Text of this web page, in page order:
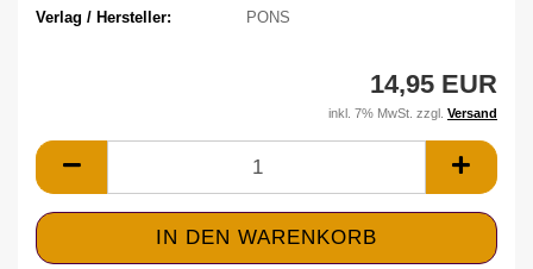
Verlag / Hersteller:
PONS
14,95 EUR
inkl. 7% MwSt. zzgl. Versand